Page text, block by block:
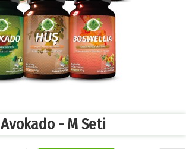
Avokado - M Seti